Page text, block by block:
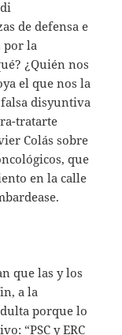
de defensa e
por la
¿Quién nos
el que nos la
falsa disyuntiva
tratarte
Colás sobre
que
en la calle
que las y los
a la
porque lo
“PSC y ERC